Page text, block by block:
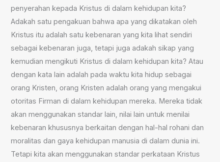
penyerahan kepada Kristus di dalam kehidupan kita?
Adakah satu pengakuan bahwa apa yang dikatakan oleh
Kristus itu adalah satu kebenaran yang kita lihat sendiri
sebagai kebenaran juga, tetapi juga adakah sikap yang
kemudian mengikuti Kristus di dalam kehidupan kita? Atau
dengan kata lain adalah pada waktu kita hidup sebagai
orang Kristen, orang Kristen adalah orang yang mengakui
otoritas Firman di dalam kehidupan mereka. Mereka tidak
akan menggunakan standar lain, nilai lain untuk menilai
kebenaran khususnya berkaitan dengan hal-hal rohani dan
moralitas dan gaya kehidupan manusia di dalam dunia ini.
Tetapi kita akan menggunakan standar perkataan Kristus